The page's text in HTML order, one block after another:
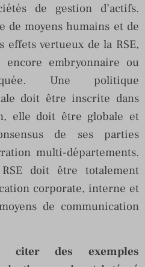
de gestion d’actifs.
de moyens humains et de
effets vertueux de la RSE,
encore embryonnaire ou
Une politique
doit être inscrite dans
elle doit être globale et
de ses parties
multi-départements.
doit être totalement
corporate, interne et
de communication
citer des exemples